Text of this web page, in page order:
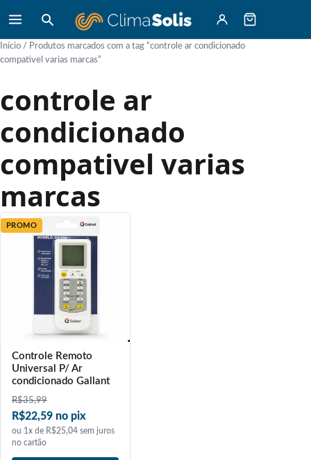
Início / Produtos marcados com a tag “controle ar condicionado
compativel varias marcas”
controle ar
condicionado
compativel varias
marcas
PROMO
Controle Remoto
Universal P/ Ar
condicionado Gallant
R$35,99
R$22,59 no pix
ou 1x de R$25,04 sem juros
no cartão